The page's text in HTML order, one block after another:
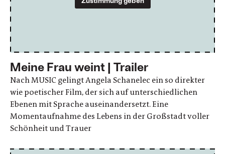
Meine Frau weint | Trailer
Nach MUSIC gelingt Angela Schanelec ein so direkter
wie poetischer Film, der sich auf unterschiedlichen
Ebenen mit Sprache auseinandersetzt. Eine
Momentaufnahme des Lebens in der Großstadt voller
Schönheit und Trauer